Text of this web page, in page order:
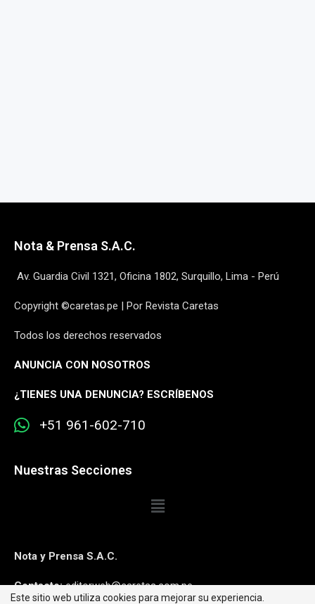
Nota & Prensa S.A.C.
Av. Guardia Civil 1321, Oficina 1802, Surquillo, Lima - Perú
Copyright ©caretas.pe | Por Revista Caretas
Todos los derechos reservados
ANUNCIA CON NOSOTROS
¿TIENES UNA DENUNCIA? ESCRÍBENOS
+51 961-602-710
Nuestras Secciones
Nota y Prensa S.A.C.
Contacto:editorweb@caretas.com.pe
Este sitio web utiliza cookies para mejorar su experiencia.